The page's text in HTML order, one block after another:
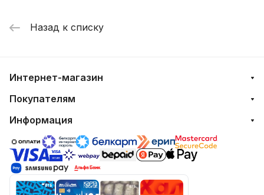
Назад к списку
Интернет-магазин
Покупателям
Информация